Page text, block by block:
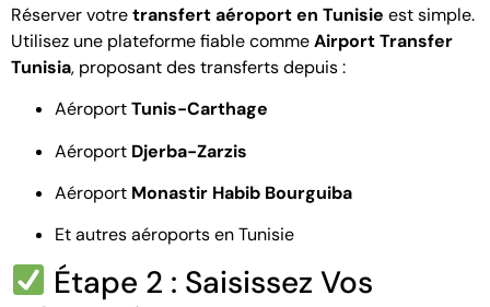
Réserver votretransfert aéroport en Tunisie est simple.
Utilisez une plateforme fiable commeAirport Transfer
Tunisia, proposant des transferts depuis :
AéroportTunis-Carthage
Aéroport Djerba-Zarzis
Aéroport Monastir Habib Bourguiba
Et autres aéroports en Tunisie
Étape 2 : Saisissez Vos